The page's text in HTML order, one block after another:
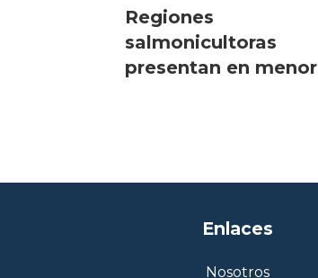
Regiones
salmonicultoras
presentan en menor
Enlaces
Nosotros